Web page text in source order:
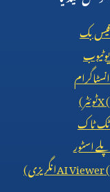
فیس بک
یوٹیوب
انسٹاگرام
X (ٹوئٹر)
ٹک ٹاک
پلے اسٹور
AI Viewer (انگریزی)